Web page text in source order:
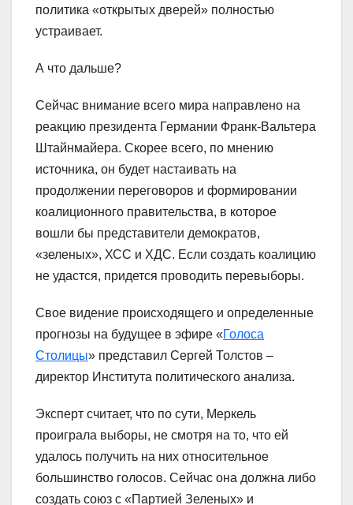
политика «открытых дверей» полностью
устраивает.
А что дальше?
Сейчас внимание всего мира направлено на
реакцию президента Германии Франк-Вальтера
Штайнмайера. Скорее всего, по мнению
источника, он будет настаивать на
продолжении переговоров и формировании
коалиционного правительства, в которое
вошли бы представители демократов,
«зеленых», ХСС и ХДС. Если создать коалицию
не удастся, придется проводить перевыборы.
Свое видение происходящего и определенные
прогнозы на будущее в эфире «Голоса
Столицы» представил Сергей Толстов –
директор Института политического анализа.
Эксперт считает, что по сути, Меркель
проиграла выборы, не смотря на то, что ей
удалось получить на них относительное
большинство голосов. Сейчас она должна либо
создать союз с «Партией Зеленых» и